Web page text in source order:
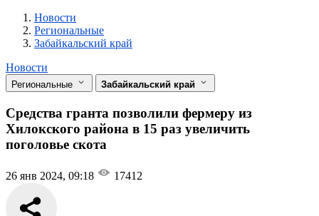
Новости
Разделы
Новости
Региональные
Забайкальский край
Новости
Региональные Забайкальский край
Средства гранта позволили фермеру из
Хилокского района в 15 раз увеличить
поголовье скота
26 янв 2024, 09:18 17412